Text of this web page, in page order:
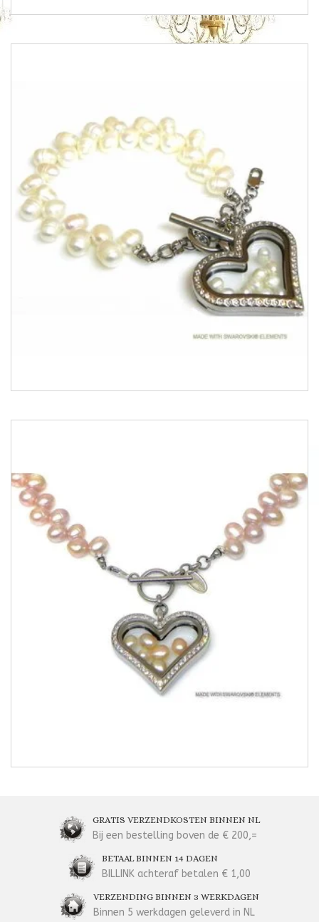
GRATIS VERZENDKOSTEN BINNEN NL
Bij een bestelling boven de € 200,=
BETAAL BINNEN 14 DAGEN
BILLINK achteraf betalen € 1,00
VERZENDING BINNEN 3 WERKDAGEN
Binnen 5 werkdagen geleverd in NL